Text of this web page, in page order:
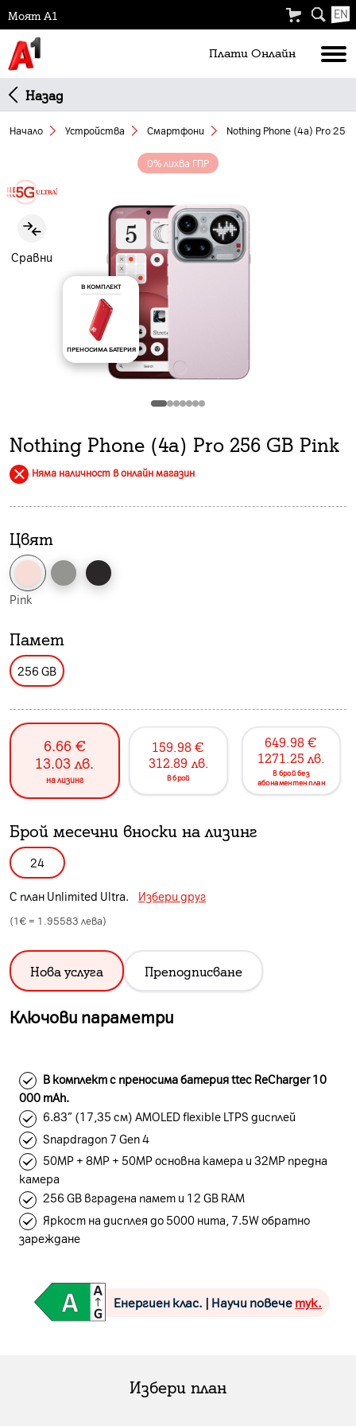
Моят А1 EN
Плати Oнлайн
Назад
Начало Устройства Смартфони Nothing Phone (4a) Pro 256
0% лихва ГПР
Сравни
В КОМПЛЕКТ
ПРЕНОСИМА БАТЕРИЯ
Nothing Phone (4a) Pro 256 GB Pink
Няма наличност в онлайн магазин
Цвят
Pink
Памет
256 GB
6.66 €
13.03 лв.
на лизинг
159.98 €
312.89 лв.
в брой
649.98 €
1271.25 лв.
в брой без
абонаментен план
Брой месечни вноски на лизинг
24
С план Unlimited Ultra. Избери друг
(1€ = 1.95583 лева)
Нова услуга Преподписване
Ключови параметри
В комплект с преносима батерия ttec ReCharger 10
000 mAh.
6.83” (17,35 см) AMOLED flexible LTPS дисплей
Snapdragon 7 Gen 4
50MP + 8MP + 50MP основна камера и 32MP предна
камера
256 GB вградена памет и 12 GB RAM
Яркост на дисплея до 5000 нита, 7.5W обратно
зареждане
Енергиен клас. | Научи повече тук.
Избери план